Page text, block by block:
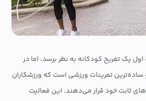
یک تفریح کودکانه به نظر برسد، اما در
ساده‌ترین تمرینات ورزشی است که ورزشکاران
ثابت خود قرار می‌دهند. این فعالیت